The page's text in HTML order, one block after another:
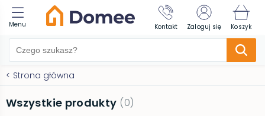
Menu Kontakt Zaloguj się Koszyk
< Strona główna
Wszystkie produkty (0)